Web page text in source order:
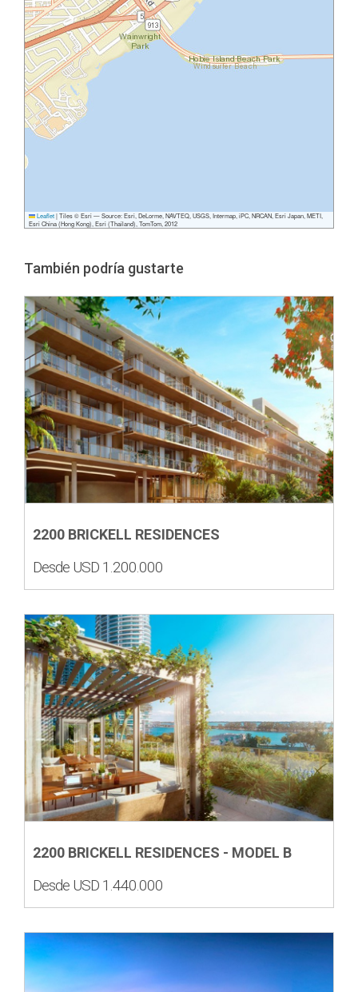
Leaflet |Tiles © Esri — Source: Esri, DeLorme, NAVTEQ, USGS, Intermap, iPC, NRCAN, Esri Japan, METI,
Esri China (Hong Kong), Esri (Thailand), TomTom, 2012
También podría gustarte
2200 BRICKELL RESIDENCES
Desde USD 1.200.000
2200 BRICKELL RESIDENCES - MODEL B
Desde USD 1.440.000